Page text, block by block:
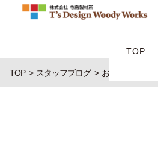
TOP
TOP スタッフブログ お勧めのお店